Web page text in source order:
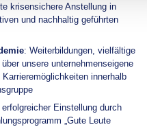
krisensichere Anstellung in
und nachhaltig geführten
: Weiterbildungen, vielfältige
unsere unternehmenseigene
innerhalb
Einstellung durch
„Gute Leute